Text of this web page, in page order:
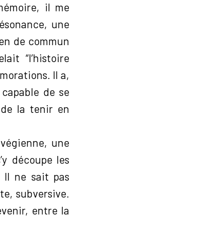
il me
une
de commun
“l’histoire
Il a,
de se
la tenir en
une
découpe les
Il ne sait pas
subversive.
entre la